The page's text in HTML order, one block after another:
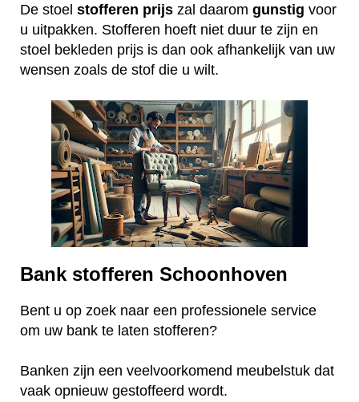
De stoel stofferen prijs zal daarom gunstig voor
u uitpakken. Stofferen hoeft niet duur te zijn en
stoel bekleden prijs is dan ook afhankelijk van uw
wensen zoals de stof die u wilt.
Bank stofferen Schoonhoven
Bent u op zoek naar een professionele service
om uw bank te laten stofferen?
Banken zijn een veelvoorkomend meubelstuk dat
vaak opnieuw gestoffeerd wordt.